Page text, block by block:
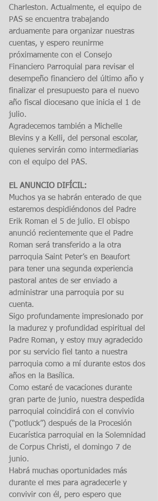
Charleston. Actualmente, el equipo de
PAS se encuentra trabajando
arduamente para organizar nuestras
cuentas, y espero reunirme
próximamente con el Consejo
Financiero Parroquial para revisar el
desempeño financiero del último año y
finalizar el presupuesto para el nuevo
año fiscal diocesano que inicia el 1 de
julio.
Agradecemos también a Michelle
Blevins y a Kelli, del personal escolar,
quienes servirán como intermediarias
con el equipo del PAS.
EL ANUNCIO DIFÍCIL:
Muchos ya se habrán enterado de que
estaremos despidiéndonos del Padre
Erik Roman el 5 de julio. El obispo
anunció recientemente que el Padre
Roman será transferido a la otra
parroquia Saint Peter’s en Beaufort
para tener una segunda experiencia
pastoral antes de ser enviado a
administrar una parroquia por su
cuenta.
Sigo profundamente impresionado por
la madurez y profundidad espiritual del
Padre Roman, y estoy muy agradecido
por su servicio fiel tanto a nuestra
parroquia como a mí durante estos dos
años en la Basílica.
Como estaré de vacaciones durante
gran parte de junio, nuestra despedida
parroquial coincidirá con el convivio
(“potluck”) después de la Procesión
Eucarística parroquial en la Solemnidad
de Corpus Christi, el domingo 7 de
junio.
Habrá muchas oportunidades más
durante el mes para agradecerle y
convivir con él, pero espero que